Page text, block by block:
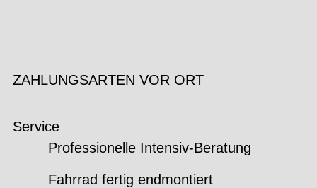
ZAHLUNGSARTEN VOR ORT
Service
Professionelle Intensiv-Beratung
Fahrrad fertig endmontiert